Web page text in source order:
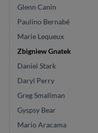
Glenn Canin
Paulino Bernabé
Marie Lequeux
Zbigniew Gnatek
Daniel Stark
Daryl Perry
Greg Smallman
Gyspsy Bear
Mario Aracama